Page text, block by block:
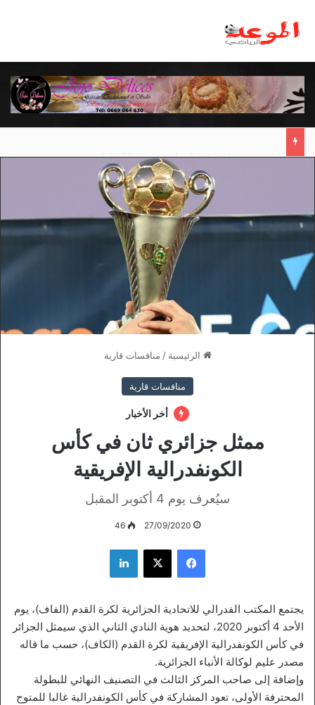
الرئيسية / منافسات قارية
منافسات قارية
أخر الأخبار
ممثل جزائري ثان في كأس
الكونفدرالية الإفريقية
سيُعرف يوم 4 أكتوبر المقبل
27/09/2020
46
فيسبوك ‫X لينكدإن
يجتمع المكتب الفدرالي للاتحادية الجزائرية لكرة القدم (الفاف)، يوم
الأحد 4 أكتوبر 2020، لتحديد هوية النادي الثاني الذي سيمثل الجزائر
في كأس الكونفدرالية الإفريقية لكرة القدم (الكاف)، حسب ما قاله
مصدر عليم لوكالة الأنباء الجزائرية.
وإضافة إلى صاحب المركز الثالث في التصنيف النهائي للبطولة
المحترفة الأولى، تعود المشاركة في كأس الكونفدرالية غالبا للمتوج